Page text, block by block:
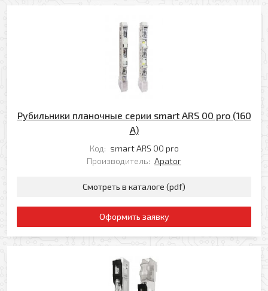
Рубильники планочные серии smart ARS 00 pro (160
A)
Код: smart ARS 00 pro
Производитель: Apator
Смотреть в каталоге (pdf)
Оформить заявку
персональных данных в соответствии с
* — поля, обязательные для заполнения
Перезвоните мне
Комментарий к заказу
Согласен(-на) на получение рассылки
Я даю свое согласие на обработку моих
персональных данных в соответствии с
Политикой обработки персональных данных
* — поля, обязательные для заполнения